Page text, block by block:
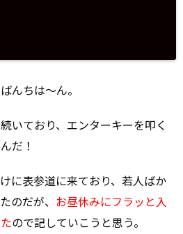
んちは～ん。
いており、エンターキーを叩く
だ！
に表参道に来ており、若人ばか
のだが、 お昼休みにフラッと入
ので記していこうと思う。